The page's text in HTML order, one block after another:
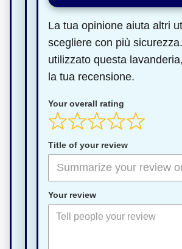
La tua opinione aiuta altri
scegliere con più
utilizzato questa
la tua recensione.
Your overall rating
Title of your review
Your review